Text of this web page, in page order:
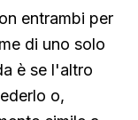
entrambi per
di uno solo
è se l'altro
o,